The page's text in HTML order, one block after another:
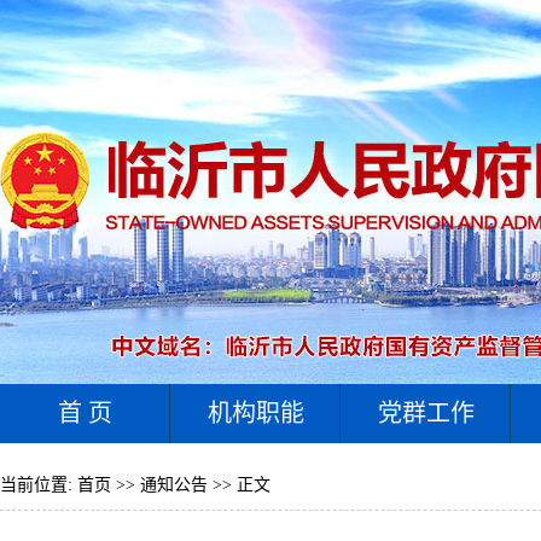
首 页 机构职能 党群工作
当前位置: 首页 >> 通知公告 >> 正文